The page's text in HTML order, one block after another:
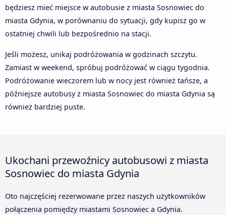
będziesz mieć miejsce w autobusie z miasta Sosnowiec do
miasta Gdynia, w porównaniu do sytuacji, gdy kupisz go w
ostatniej chwili lub bezpośrednio na stacji.
Jeśli możesz, unikaj podróżowania w godzinach szczytu.
Zamiast w weekend, spróbuj podróżować w ciągu tygodnia.
Podróżowanie wieczorem lub w nocy jest również tańsze, a
późniejsze autobusy z miasta Sosnowiec do miasta Gdynia są
również bardziej puste.
Ukochani przewoźnicy autobusowi z miasta
Sosnowiec do miasta Gdynia
Oto najczęściej rezerwowane przez naszych użytkowników
połączenia pomiędzy miastami Sosnowiec a Gdynia.